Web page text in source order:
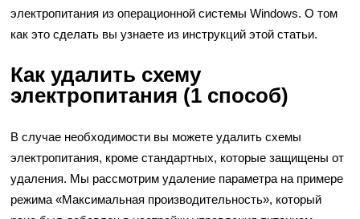
электропитания из операционной системы Windows. О том
как это сделать вы узнаете из инструкций этой статьи.
Как удалить схему
электропитания (1 способ)
В случае необходимости вы можете удалить схемы
электропитания, кроме стандартных, которые защищены от
удаления. Мы рассмотрим удаление параметра на примере
режима «Максимальная производительность», который